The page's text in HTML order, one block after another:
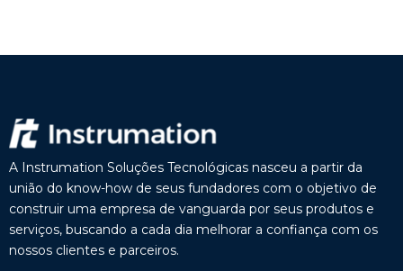
A Instrumation Soluções Tecnológicas nasceu a partir da
união do know-how de seus fundadores com o objetivo de
construir uma empresa de vanguarda por seus produtos e
serviços, buscando a cada dia melhorar a confiança com os
nossos clientes e parceiros.